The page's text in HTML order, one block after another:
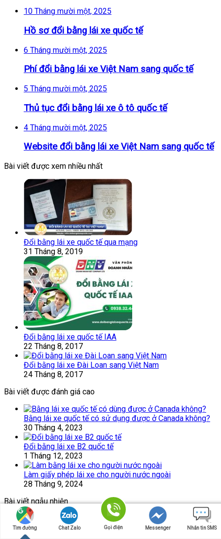
10 Tháng mười một, 2025
Hồ sơ đổi bằng lái xe quốc tế
6 Tháng mười một, 2025
Phí đổi bằng lái xe Việt Nam sang quốc tế
5 Tháng mười một, 2025
Thủ tục đổi bằng lái xe ô tô quốc tế
4 Tháng mười một, 2025
Website đổi bằng lái xe Việt Nam sang quốc tế
Bài viết được xem nhiều nhất
Đổi bằng lái xe quốc tế qua mạng
31 Tháng 8, 2019
Đổi bằng lái xe quốc tế IAA
22 Tháng 8, 2017
Đổi bằng lái xe Đài Loan sang Việt Nam
24 Tháng 8, 2017
Bài viết được đánh giá cao
Bằng lái xe quốc tế có sử dụng được ở Canada không?
30 Tháng 4, 2023
Đổi bằng lái xe B2 quốc tế
1 Tháng 12, 2023
Làm giấy phép lái xe cho người nước ngoài
28 Tháng 9, 2024
Bài viết ngẫu nhiên
Đổi bằng lái xe Nhật sang Việt Nam 2026
Tìm đường Chat Zalo Gọi điện Messenger Nhắn tin SMS